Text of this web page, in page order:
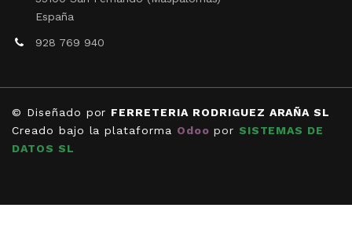
España
928 769 940
© Diseñado por FERRETERIA RODRIGUEZ ARAÑA SL
Creado bajo la plataforma Odoo por SISTEMAS DE
DATOS SL